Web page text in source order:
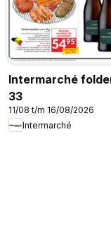
Intermarché
33
11/08 t/m 16/08/2026
Intermarché